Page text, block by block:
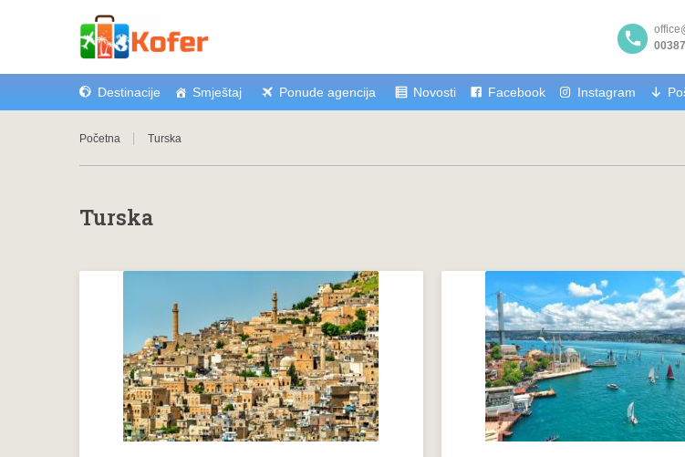
Destinacije Smještaj Ponude agencija Novosti Facebook Instagram
Početna Turska
Turska